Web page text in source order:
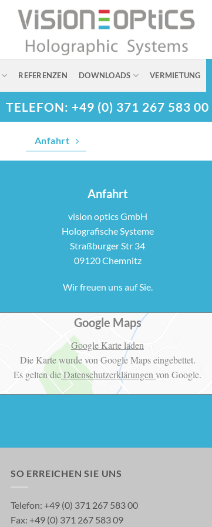
REFERENZEN DOWNLOADS VERMIETUNG
TELEFON: +49 (0) 371 267 583 00
Anfahrt
Anfahrt
vision optics GmbH
Holografische Systeme
Straßburger Str 34
09120 Chemnitz
Wir freuen uns auf Sie.
Google Maps
Google Karte laden
Die Karte wurde von Google Maps eingebettet.
Es gelten dieDatenschutzerklärungen von Google.
SO ERREICHEN SIE UNS
Telefon: +49 (0) 371 267 583 00
Fax: +49 (0) 371 267 583 09